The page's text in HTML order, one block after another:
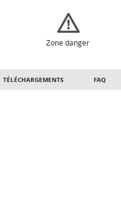
Zone danger
TÉLÉCHARGEMENTS FAQ